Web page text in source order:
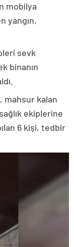
mobilya
yangın,
sevk
binanın
mahsur kalan
ekiplerine
6 kişi, tedbir